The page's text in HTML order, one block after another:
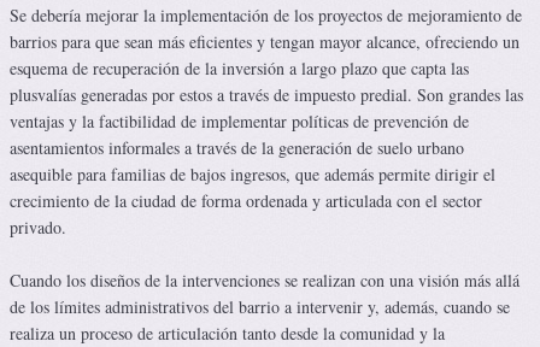
Se debería mejorar la implementación de los proyectos de mejoramiento de
barrios para que sean más eficientes y tengan mayor alcance, ofreciendo un
esquema de recuperación de la inversión a largo plazo que capta las
plusvalías generadas por estos a través de impuesto predial. Son grandes las
ventajas y la factibilidad de implementar políticas de prevención de
asentamientos informales a través de la generación de suelo urbano
asequible para familias de bajos ingresos, que además permite dirigir el
crecimiento de la ciudad de forma ordenada y articulada con el sector
privado.
Cuando los diseños de la intervenciones se realizan con una visión más allá
de los límites administrativos del barrio a intervenir y, además, cuando se
realiza un proceso de articulación tanto desde la comunidad y la